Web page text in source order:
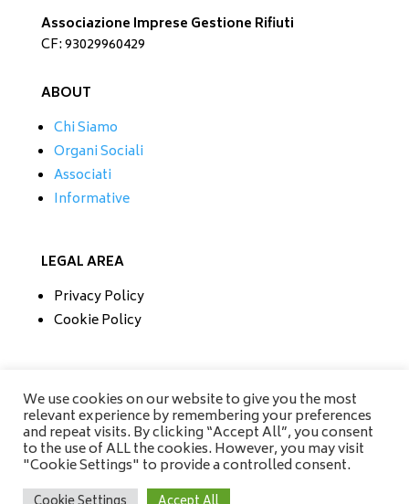
Associazione Imprese Gestione Rifiuti
CF: 93029960429
ABOUT
Chi Siamo
Organi Sociali
Associati
Informative
LEGAL AREA
Privacy Policy
Cookie Policy
Tel/Fax 0733 230279
Mobile 335 6670118
info@amisrifiuti.it
We use cookies on our website to give you the most
relevant experience by remembering your preferences
and repeat visits. By clicking “Accept All”, you consent
to the use of ALL the cookies. However, you may visit
"Cookie Settings" to provide a controlled consent.